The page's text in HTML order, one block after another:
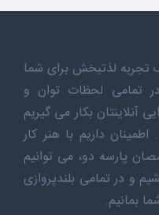
تجربه لذتبخش برای شما
و در تمامی لحظات توان و
آنلاینتان بکار می گیریم
داریم با هنر کار
پارسه دو، می توانیم
و در تمامی بلندپروازی
بمانیم.